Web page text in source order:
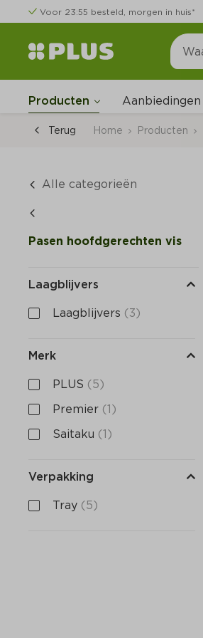
Voor 23:55 besteld, morgen in huis*
Producten Aanbiedingen
Terug Home Producten
Alle categorieën
Pasen hoofdgerechten vis
Laagblijvers
Laagblijvers (3)
Merk
PLUS (5)
Premier (1)
Saitaku (1)
Verpakking
Tray (5)